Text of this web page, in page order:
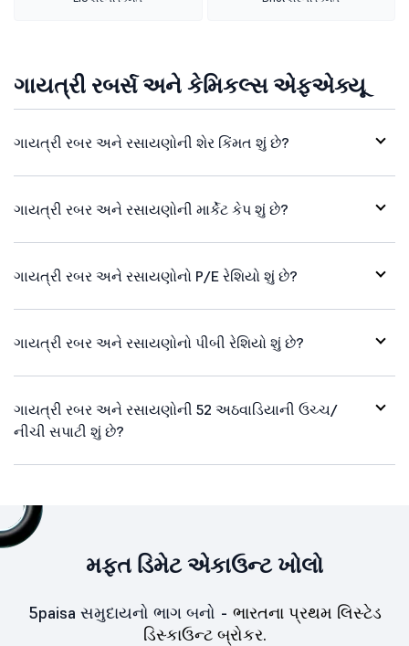
ગાયત્રી રબર્સ અને કેમિકલ્સ એફએક્યૂ
ગાયત્રી રબર અને રસાયણોની શેર કિંમત શું છે?
ગાયત્રી રબર અને રસાયણોની માર્કેટ કેપ શું છે?
ગાયત્રી રબર અને રસાયણોનો P/E રેશિયો શું છે?
ગાયત્રી રબર અને રસાયણોનો પીબી રેશિયો શું છે?
ગાયત્રી રબર અને રસાયણોની 52 અઠવાડિયાની ઉચ્ચ/
નીચી સપાટી શું છે?
મફત ડિમેટ એકાઉન્ટ ખોલો
5paisa સમુદાયનો ભાગ બનો - ભારતના પ્રથમ લિસ્ટેડ
ડિસ્કાઉન્ટ બ્રોકર.